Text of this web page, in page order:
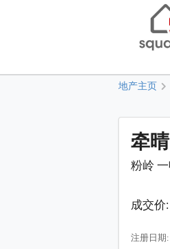
地产主页
牵
粉岭
成交价:
注册日期: